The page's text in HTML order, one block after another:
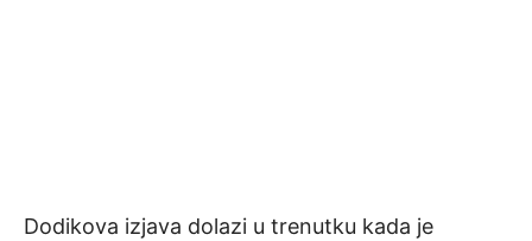
Dodikova izjava dolazi u trenutku kada je